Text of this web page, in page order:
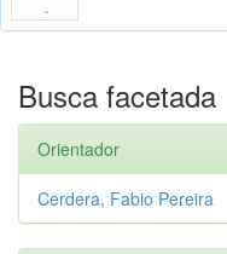
Busca facetada
Orientador
Cerdera, Fabio Pereira